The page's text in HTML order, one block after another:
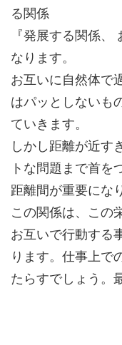
る関係
『発展する関係、
なります。
お互いに自然体で
はパッとしないも
ていきます。
しかし距離が近す
トな問題まで首を
距離間が重要にな
この関係は、この
お互いで行動する
ります。仕事上で
たらすでしょう。